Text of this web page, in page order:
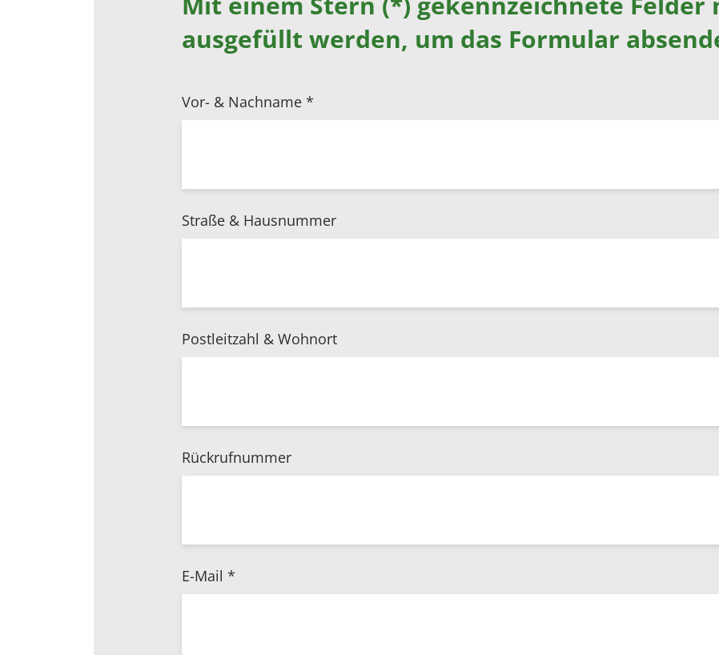
ausgefüllt werden, um das Formular
Vor- & Nachname *
Straße & Hausnummer
Postleitzahl & Wohnort
Rückrufnummer
E-Mail *